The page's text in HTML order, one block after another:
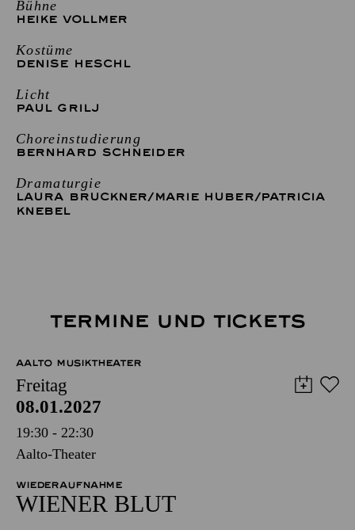
Bühne
HEIKE VOLLMER
Kostüme
DENISE HESCHL
Licht
PAUL GRILJ
Choreinstudierung
BERNHARD SCHNEIDER
Dramaturgie
LAURA BRUCKNER/MARIE HUBER/PATRICIA
KNEBEL
TERMINE UND TICKETS
AALTO MUSIKTHEATER
Freitag
08.01.2027
19:30 - 22:30
Aalto-Theater
WIEDERAUFNAHME
WIENER BLUT